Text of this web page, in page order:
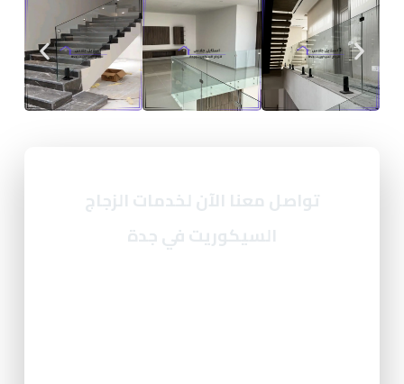
تواصل معنا الآن لخدمات الزجاج
السيكوريت في جدة